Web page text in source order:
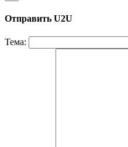
Отправить U2U
Тема: